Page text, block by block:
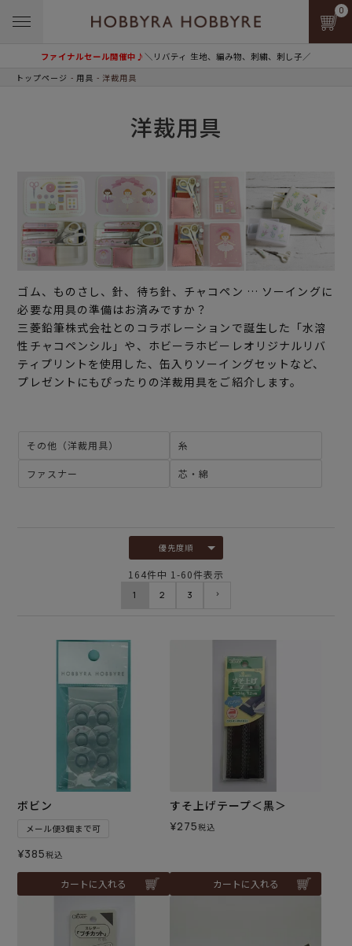
ファイナルセール開催中♪＼リバティ 生地、編み物、刺繍、刺し子／
0
トップページ 用具 洋裁用具
洋裁用具
ゴム、ものさし、針、待ち針、チャコペン … ソーイングに
必要な用具の準備はお済みですか？
三菱鉛筆株式会社とのコラボレーションで誕生した「水溶
性チャコペンシル」や、ホビーラホビーレオリジナルリバ
ティプリントを使用した、缶入りソーイングセットなど、
プレゼントにもぴったりの洋裁用具をご紹介します。
その他（洋裁用具） 糸
ファスナー 芯・綿
優先度順
164件中 1 -60件表示
1 2 3
ボビン
メール便3個まで可
¥385税込
カートに入れる
すそ上げテープ＜黒＞
¥275税込
カートに入れる